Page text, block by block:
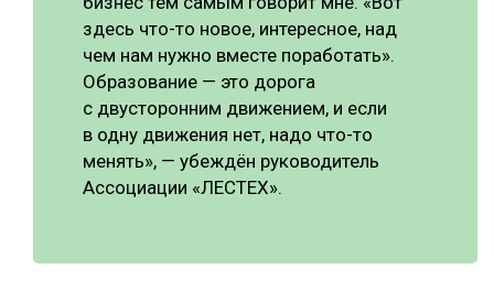
здесь что-то новое, интересное, над
чем нам нужно вместе поработать».
Образование — это дорога
с двусторонним движением, и если
в одну движения нет, надо что-то
менять», — убеждён руководитель
Ассоциации «ЛЕСТЕХ».